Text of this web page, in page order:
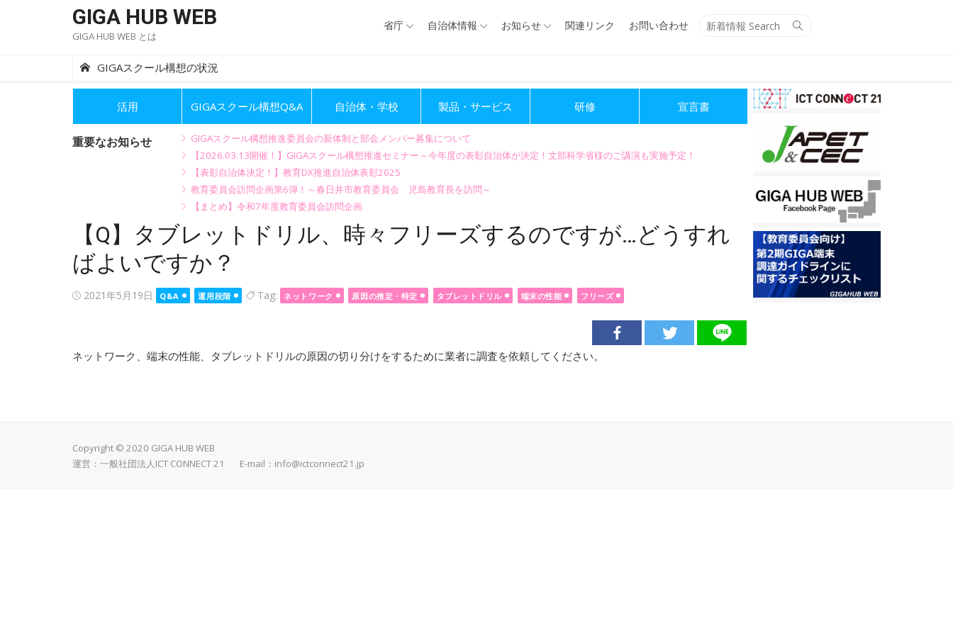
GIGA HUB WEB
GIGA HUB WEB とは
Search
省庁 自治体情報 お知らせ 関連リンク お問い合わせ
GIGAスクール構想の状況
活用 GIGAスクール構想Q&A 自治体・学校 製品・サービス 研修 宣言書
重要なお知らせ
GIGAスクール構想推進委員会の新体制と部会メンバー募集について
【2026.03.13開催！】GIGAスクール構想推進セミナー～今年度の表彰自治体が決定！文部科学省様のご講演も実施予定！
【表彰自治体決定！】教育DX推進自治体表彰2025
教育委員会訪問企画第6弾！～春日井市教育委員会 児島教育長を訪問～
【まとめ】令和7年度教育委員会訪問企画
【Q】タブレットドリル、時々フリーズするのですが…どうすれ
ばよいですか？
Posted
2021年5月19日 Q&A 運用段階 Tag: ネットワーク 原因の推定・特定 タブレットドリル 端末の性能 フリーズ
ネットワーク、端末の性能、タブレットドリルの原因の切り分けをするために業者に調査を依頼してください。
Copyright © 2020 GIGA HUB WEB
運営：一般社団法人ICT CONNECT 21 E-mail： info@ictconnect21.jp